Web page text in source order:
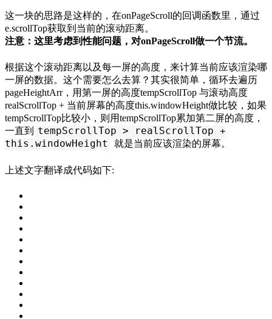
这一块的思路是这样的，在onPageScroll的回调函数里，通过
e.scrollTop获取到当前的滚动距离。
注意：这里考虑到性能问题，对onPageScroll做一个节流。
根据这个滚动距离以及每一屏的高度，来计算当前应该渲染哪
一屏的数据。这个需要怎么去算？其实很简单，循环去遍历
pageHeightArr，用第一屏的高度tempScrollTop 与滚动高度
realScrollTop + 当前屏幕的高度this.windowHeight做比较，如果
tempScrollTop比较小，则用tempScrollTop累加第二屏的高度，
一直到
tempScrollTop > realScrollTop +
this.windowHeight
就是当前应该渲染的屏幕。
上述文字翻译成代码如下: